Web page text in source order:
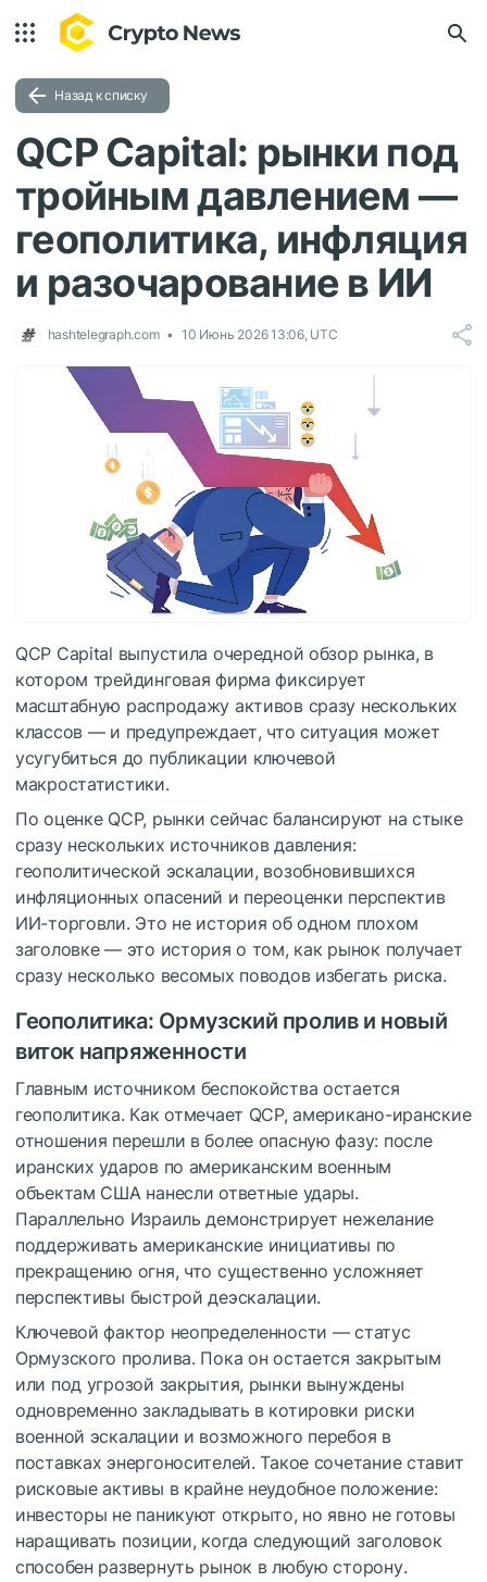
Назад к списку
QCP Capital: рынки под
тройным давлением —
геополитика, инфляция
и разочарование в ИИ
hashtelegraph.com 10 Июнь 2026 13:06, UTC
QCP Capital выпустила очередной обзор рынка, в
котором трейдинговая фирма фиксирует
масштабную распродажу активов сразу нескольких
классов — и предупреждает, что ситуация может
усугубиться до публикации ключевой
макростатистики.
По оценке QCP, рынки сейчас балансируют на стыке
сразу нескольких источников давления:
геополитической эскалации, возобновившихся
инфляционных опасений и переоценки перспектив
ИИ-торговли. Это не история об одном плохом
заголовке — это история о том, как рынок получает
сразу несколько весомых поводов избегать риска.
Геополитика: Ормузский пролив и новый
виток напряженности
Главным источником беспокойства остается
геополитика. Как отмечает QCP, американо-иранские
отношения перешли в более опасную фазу: после
иранских ударов по американским военным
объектам США нанесли ответные удары.
Параллельно Израиль демонстрирует нежелание
поддерживать американские инициативы по
прекращению огня, что существенно усложняет
перспективы быстрой деэскалации.
Ключевой фактор неопределенности — статус
Ормузского пролива. Пока он остается закрытым
или под угрозой закрытия, рынки вынуждены
одновременно закладывать в котировки риски
военной эскалации и возможного перебоя в
поставках энергоносителей. Такое сочетание ставит
рисковые активы в крайне неудобное положение:
инвесторы не паникуют открыто, но явно не готовы
наращивать позиции, когда следующий заголовок
способен развернуть рынок в любую сторону.